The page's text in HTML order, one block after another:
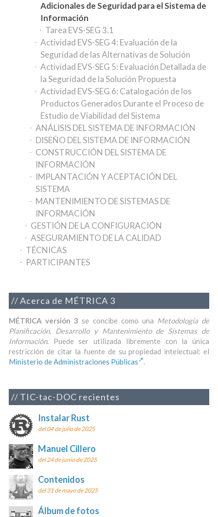
Adicionales de Seguridad para el Sistema de
Información
Tarea EVS-SEG 3.1
Actividad EVS-SEG 4: Evaluación de la
Seguridad de las Alternativas de Solución
Actividad EVS-SEG 5: Evaluación Detallada de
la Seguridad de la Solución Propuesta
Actividad EVS-SEG 6: Catalogación de los
Productos Generados Durante el Proceso de
Estudio de Viabilidad del Sistema
ANÁLISIS DEL SISTEMA DE INFORMACIÓN
DISEÑO DEL SISTEMA DE INFORMACIÓN
CONSTRUCCIÓN DEL SISTEMA DE
INFORMACIÓN
IMPLANTACIÓN Y ACEPTACIÓN DEL
SISTEMA
MANTENIMIENTO DE SISTEMAS DE
INFORMACIÓN
GESTIÓN DE LA CONFIGURACIÓN
ASEGURAMIENTO DE LA CALIDAD
TÉCNICAS
PARTICIPANTES
Acerca de MÉTRICA 3
MÉTRICA versión 3 se concibe como una Metodología de
Planificación, Desarrollo y Mantenimiento de Sistemas de
Información. Puede ser utilizada libremente con la única
restricción de citar la fuente de su propiedad intelectual: el
Ministerio de Administraciones Públicas
.
TIC-tac-DOC recientes
Instalar Rust
del 04 de julio de 2025
Manuel Cillero
del 24 de junio de 2025
Contenidos
del 31 de mayo de 2025
Álbum de fotos